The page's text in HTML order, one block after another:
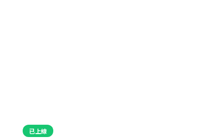
已上線